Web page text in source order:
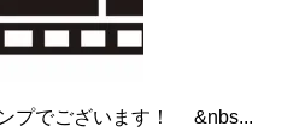
プでございます！ &nbs...